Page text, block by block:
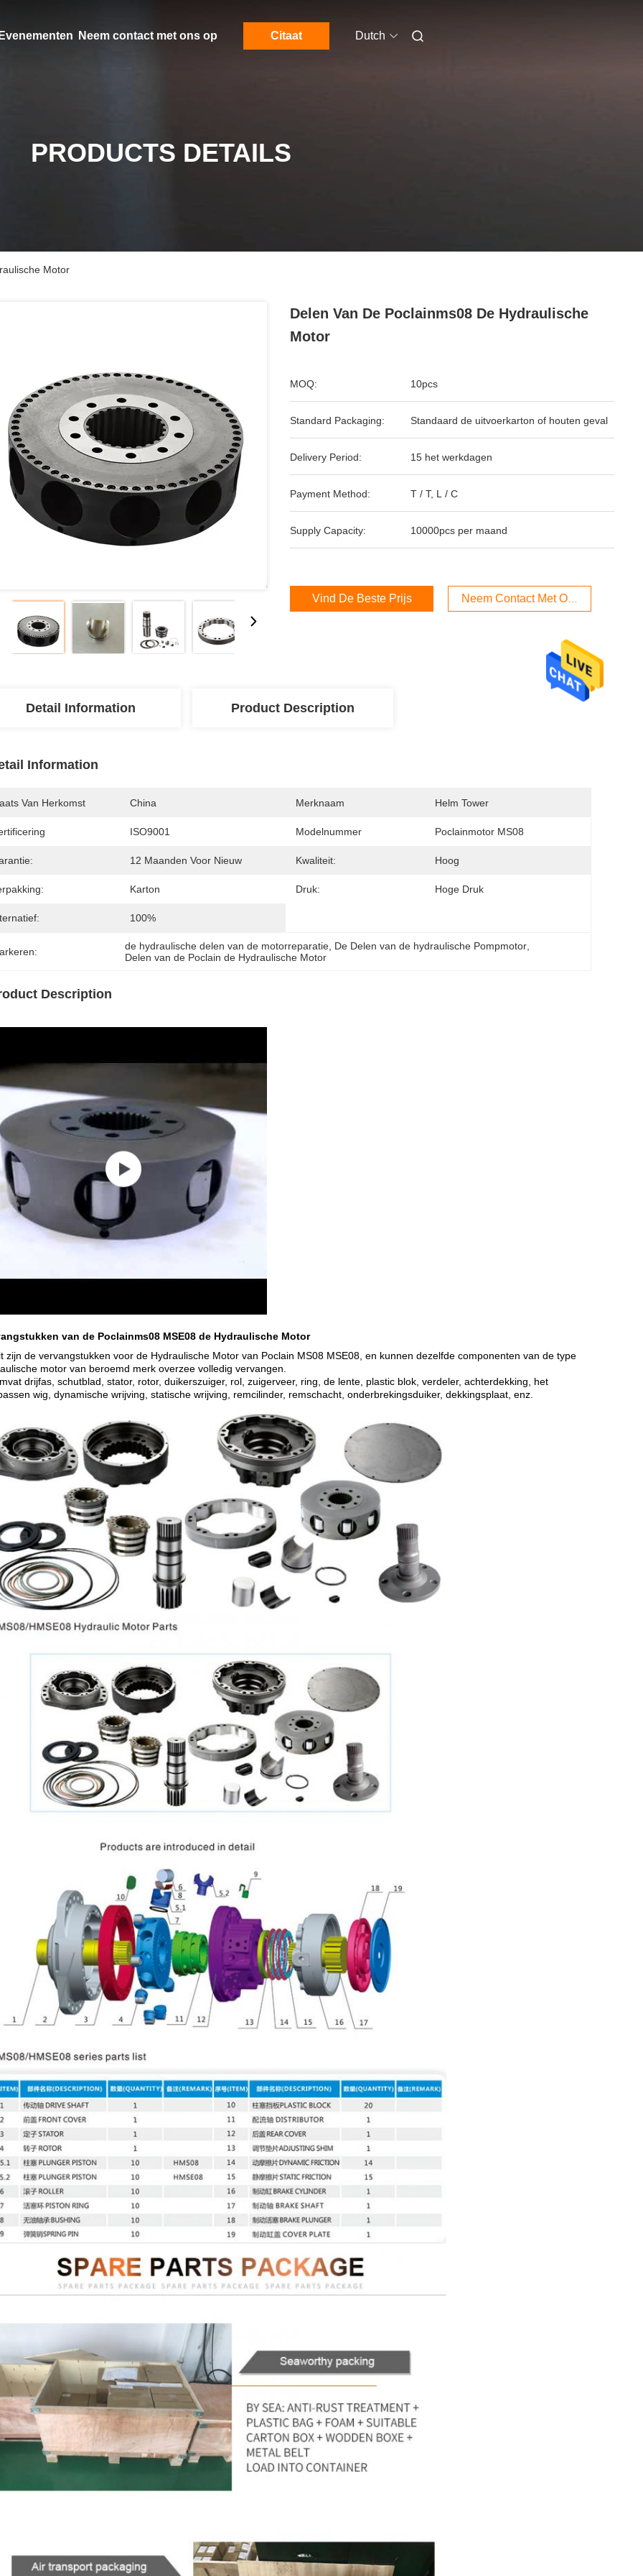
Neem contact met ons op Citaat Dutch
PRODUCTS DETAILS
Motor
Delen Van De Poclainms08 De Hydraulische
Motor
MOQ: 10pcs
Standard Packaging: Standaard de uitvoerkarton of houten geval
Delivery Period: 15 het werkdagen
Payment Method: T / T, L / C
Supply Capacity: 10000pcs per maand
Vind De Beste Prijs Neem Contact Met Ons Op
Detail Information Product Description
Information
Van Herkomst China Merknaam Helm Tower
ISO9001 Modelnummer Poclainmotor MS08
12 Maanden Voor Nieuw Kwaliteit: Hoog
Karton Druk: Hoge Druk
100%
de hydraulische delen van de motorreparatie De Delen van de hydraulische Pompmotor
Delen van de Poclain de Hydraulische Motor
Description
van de Poclainms08 MSE08 de Hydraulische Motor
zijn de vervangstukken voor de Hydraulische Motor van Poclain MS08 MSE08, en kunnen dezelfde componenten van de type
motor van beroemd merk overzee volledig vervangen.
drijfas, schutblad, stator, rotor, duikerszuiger, rol, zuigerveer, ring, de lente, plastic blok, verdeler, achterdekking, het
wig, dynamische wrijving, statische wrijving, remcilinder, remschacht, onderbrekingsduiker, dekkingsplaat, enz.